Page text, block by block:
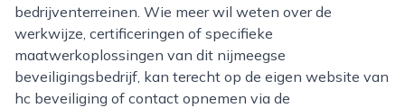
bedrijventerreinen. Wie meer wil weten over de
werkwijze, certificeringen of specifieke
maatwerkoplossingen van dit nijmeegse
beveiligingsbedrijf, kan terecht op de eigen website van
hc beveiliging of contact opnemen via de